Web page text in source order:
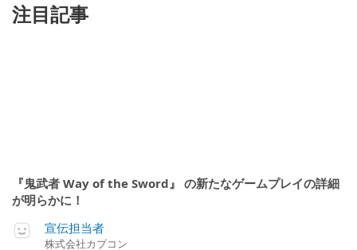
注目記事
『鬼武者 Way of the Sword』 の新たなゲームプレイの詳細
が明らかに！
宣伝担当者
株式会社カプコン